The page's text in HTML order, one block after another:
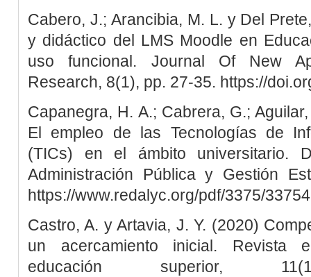
Cabero, J.; Arancibia, M. L. y Del
y didáctico del LMS Moodle en
uso funcional. Journal Of New
Research, 8(1), pp. 27-35. https://
Capanegra, H. A.; Cabrera, G.;
El empleo de las Tecnologías de
(TICs) en el ámbito universitario.
Administración Pública y Gestión
https://www.redalyc.org/pdf/3375/
Castro, A. y Artavia, J. Y. (2020)
un acercamiento inicial. Revista
educación superior,